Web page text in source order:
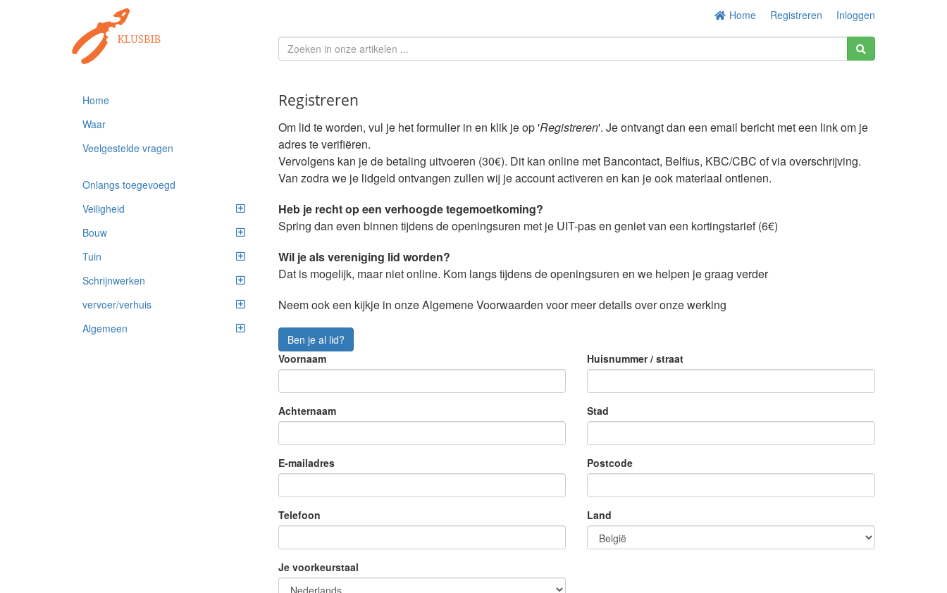
Home Registreren Inloggen
Home
Waar
Veelgestelde vragen
Onlangs toegevoegd
Veiligheid
Bouw
Tuin
Schrijnwerken
vervoer/verhuis
Algemeen
Registreren
Om lid te worden, vul je het formulier in en klik je op 'Registreren'. Je ontvangt dan een email bericht met een link om je
adres te verifiëren.
Vervolgens kan je de betaling uitvoeren (30€). Dit kan online met Bancontact, Belfius, KBC/CBC of via overschrijving.
Van zodra we je lidgeld ontvangen zullen wij je account activeren en kan je ook materiaal ontlenen.
Heb je recht op een verhoogde tegemoetkoming?
Spring dan even binnen tijdens de openingsuren met je UIT-pas en geniet van een kortingstarief (6€)
Wil je als vereniging lid worden?
Dat is mogelijk, maar niet online. Kom langs tijdens de openingsuren en we helpen je graag verder
Neem ook een kijkje in onze Algemene Voorwaarden voor meer details over onze werking
Ben je al lid?
Voornaam
Achternaam
E-mailadres
Telefoon
Je voorkeurstaal
Huisnummer / straat
Stad
Postcode
Land